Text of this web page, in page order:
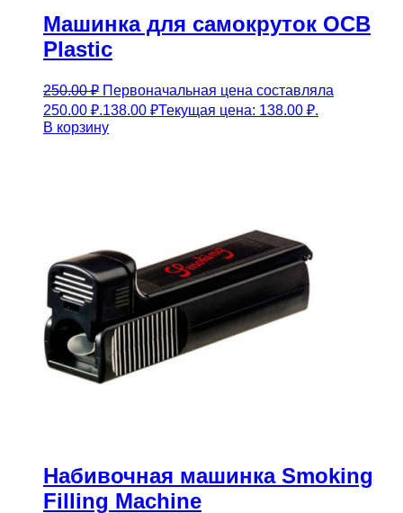
Машинка для самокруток OCB
Plastic
250.00₽ Первоначальная цена составляла
250.00 ₽.138.00 ₽Текущая цена: 138.00 ₽.
В корзину
Набивочная машинка Smoking
Filling Machine